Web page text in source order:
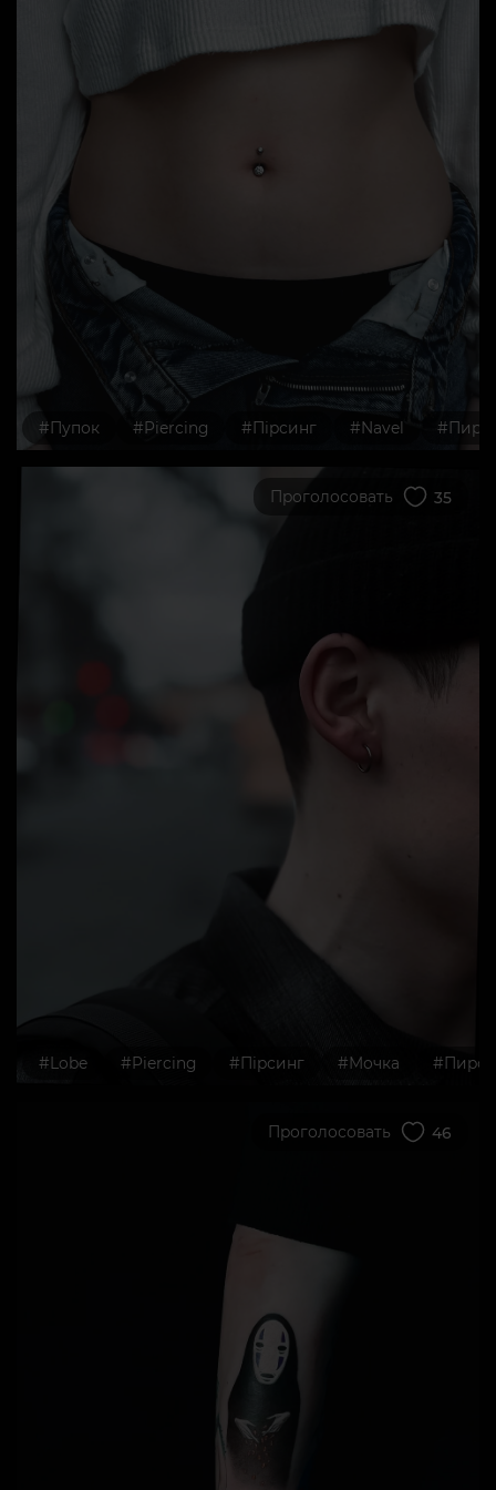
#Пупок #Piercing #Пірсинг #Navel
Проголосовать 35
#Lobe #Piercing #Пірсинг #Мочка
Проголосовать 46